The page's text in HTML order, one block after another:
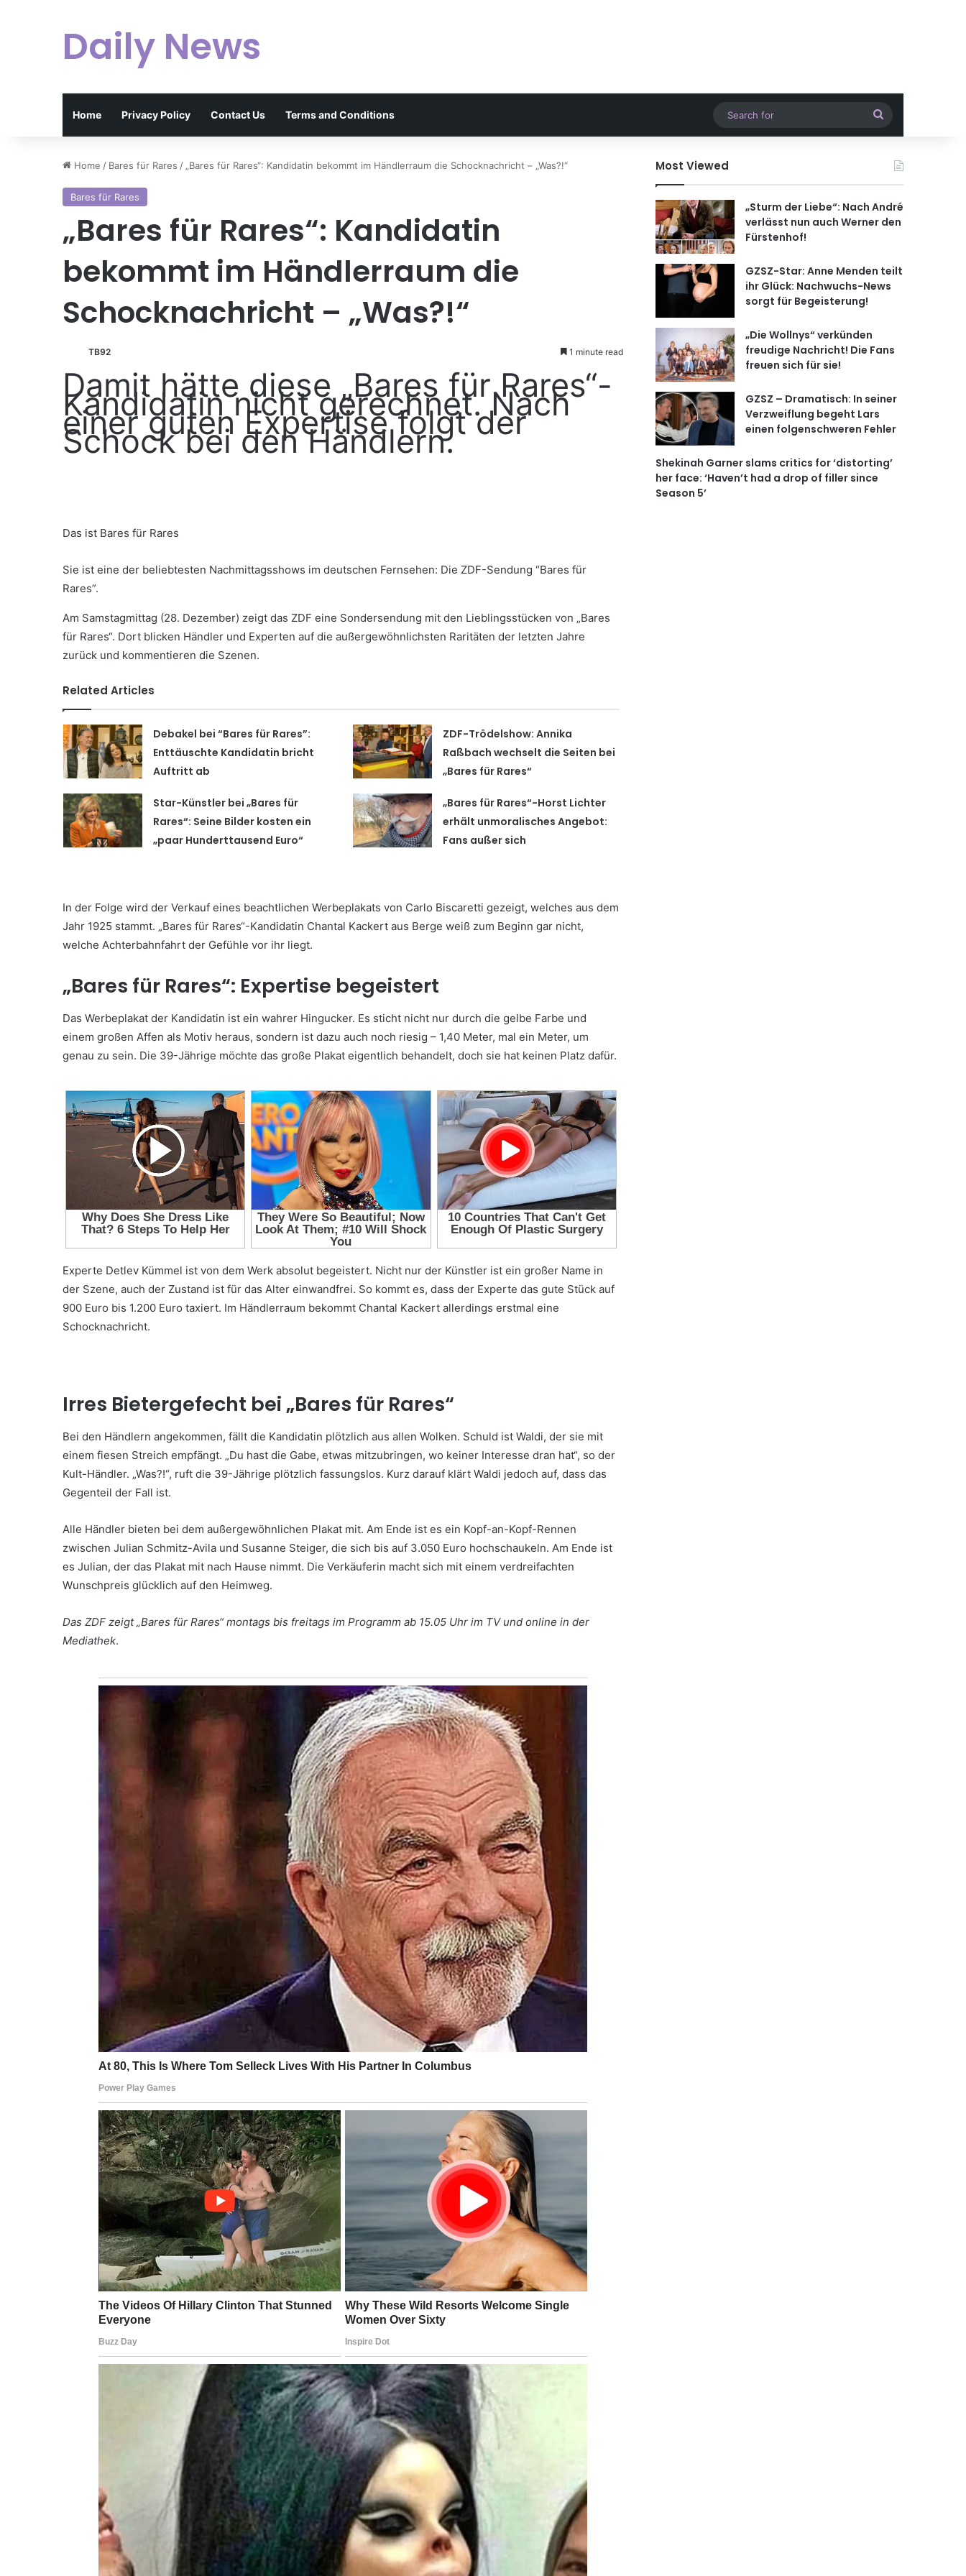
Daily News
Home Privacy Policy Contact Us Terms and Conditions
for
Home / Bares für Rares / „Bares für Rares“: Kandidatin bekommt im Händlerraum die Schocknachricht – „Was?!“
Bares für Rares
„Bares für Rares“: Kandidatin
bekommt im Händlerraum die
Schocknachricht – „Was?!“
TB92 1 minute read
Damit hätte diese „Bares für Rares“-
Kandidatin nicht gerechnet. Nach
einer guten Expertise folgt der
Schock bei den Händlern.
Das ist Bares für Rares
Sie ist eine der beliebtesten Nachmittagsshows im deutschen Fernsehen: Die ZDF-Sendung “Bares für
Rares”.
Am Samstagmittag (28. Dezember) zeigt das ZDF eine Sondersendung mit den Lieblingsstücken von „Bares
für Rares“. Dort blicken Händler und Experten auf die außergewöhnlichsten Raritäten der letzten Jahre
zurück und kommentieren die Szenen.
Related Articles
Debakel bei “Bares für Rares”:
Enttäuschte Kandidatin bricht
Auftritt ab
ZDF-Trödelshow: Annika
Raßbach wechselt die Seiten bei
„Bares für Rares“
Star-Künstler bei „Bares für
Rares“: Seine Bilder kosten ein
„paar Hunderttausend Euro“
„Bares für Rares“-Horst Lichter
erhält unmoralisches Angebot:
Fans außer sich
In der Folge wird der Verkauf eines beachtlichen Werbeplakats von Carlo Biscaretti gezeigt, welches aus dem
Jahr 1925 stammt. „Bares für Rares“-Kandidatin Chantal Kackert aus Berge weiß zum Beginn gar nicht,
welche Achterbahnfahrt der Gefühle vor ihr liegt.
„Bares für Rares“: Expertise begeistert
Das Werbeplakat der Kandidatin ist ein wahrer Hingucker. Es sticht nicht nur durch die gelbe Farbe und
einem großen Affen als Motiv heraus, sondern ist dazu auch noch riesig – 1,40 Meter, mal ein Meter, um
genau zu sein. Die 39-Jährige möchte das große Plakat eigentlich behandelt, doch sie hat keinen Platz dafür.
Experte Detlev Kümmel ist von dem Werk absolut begeistert. Nicht nur der Künstler ist ein großer Name in
der Szene, auch der Zustand ist für das Alter einwandfrei. So kommt es, dass der Experte das gute Stück auf
900 Euro bis 1.200 Euro taxiert. Im Händlerraum bekommt Chantal Kackert allerdings erstmal eine
Schocknachricht.
Irres Bietergefecht bei „Bares für Rares“
Bei den Händlern angekommen, fällt die Kandidatin plötzlich aus allen Wolken. Schuld ist Waldi, der sie mit
einem fiesen Streich empfängt. „Du hast die Gabe, etwas mitzubringen, wo keiner Interesse dran hat“, so der
Kult-Händler. „Was?!“, ruft die 39-Jährige plötzlich fassungslos. Kurz darauf klärt Waldi jedoch auf, dass das
Gegenteil der Fall ist.
Alle Händler bieten bei dem außergewöhnlichen Plakat mit. Am Ende ist es ein Kopf-an-Kopf-Rennen
zwischen Julian Schmitz-Avila und Susanne Steiger, die sich bis auf 3.050 Euro hochschaukeln. Am Ende ist
es Julian, der das Plakat mit nach Hause nimmt. Die Verkäuferin macht sich mit einem verdreifachten
Wunschpreis glücklich auf den Heimweg.
Das ZDF zeigt „Bares für Rares“ montags bis freitags im Programm ab 15.05 Uhr im TV und online in der
Mediathek.
Most Viewed
„Sturm der Liebe“: Nach André
verlässt nun auch Werner den
Fürstenhof!
GZSZ-Star: Anne Menden teilt
ihr Glück: Nachwuchs-News
sorgt für Begeisterung!
„Die Wollnys“ verkünden
freudige Nachricht! Die Fans
freuen sich für sie!
GZSZ – Dramatisch: In seiner
Verzweiflung begeht Lars
einen folgenschweren Fehler
Shekinah Garner slams critics for ‘distorting’
her face: ‘Haven’t had a drop of filler since
Season 5’